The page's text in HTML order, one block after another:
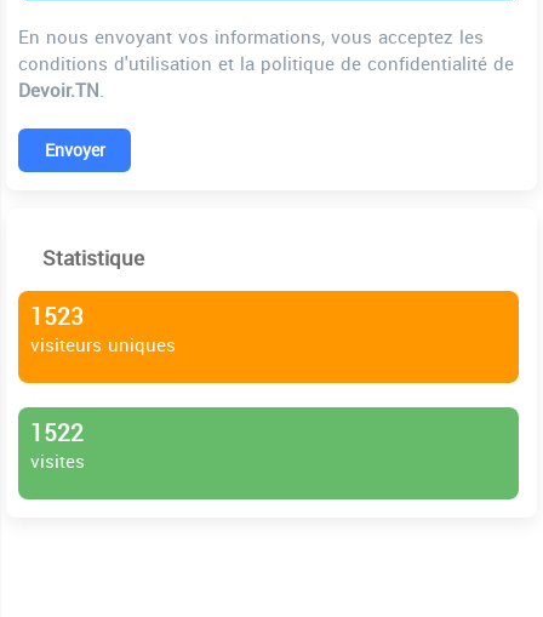
En nous envoyant vos informations, vous acceptez les
conditions d'utilisation et la politique de confidentialité de
Devoir.TN.
Envoyer
Statistique
1523
visiteurs uniques
1522
visites